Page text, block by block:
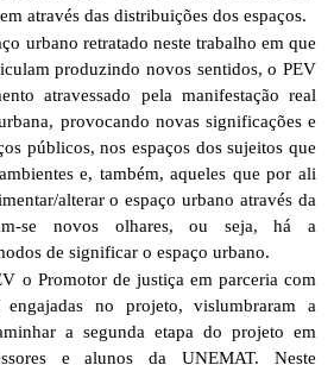
através das distribuições dos espaços.
urbano retratado neste trabalho em que
produzindo novos sentidos, o PEV
atravessado pela manifestação real
provocando novas significações e
públicos, nos espaços dos sujeitos que
e, também, aqueles que por ali
alterar o espaço urbano através da
se novos olhares, ou seja, há a
de significar o espaço urbano.
o Promotor de justiça em parceria com
engajadas no projeto, vislumbraram a
a segunda etapa do projeto em
e alunos da UNEMAT. Neste